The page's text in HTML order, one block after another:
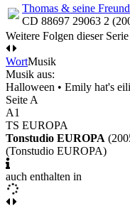
Thomas & seine
CD 88697 29063 2
Weitere Folgen dieser
WortMusik
Musik aus:
Halloween • Emily hat's
Seite A
A1
TS EUROPA
Tonstudio EUROPA
(Tonstudio EUROPA)
auch enthalten in